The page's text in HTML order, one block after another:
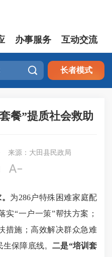
办事服务 互动交流
 长者模式
餐”提质社会救助
来源：大田县民政局

。 为286户特殊困难家庭配
实“一户一策”帮扶方案；
措施；高效解决群众急难
生保障底线。二是“培训套